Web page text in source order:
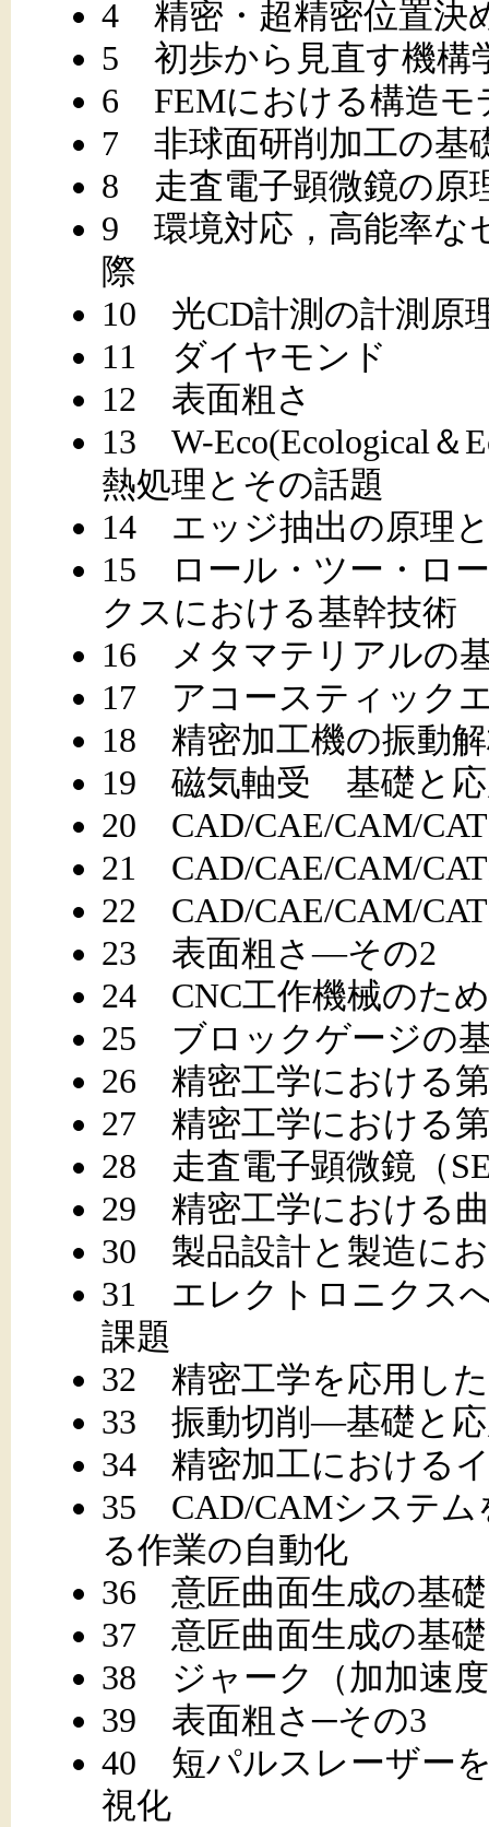
4 精密・超精密位置決
5 初歩から見直す機構
6 FEMにおける構造モ
7 非球面研削加工の基
8 走査電子顕微鏡の原
9 環境対応，高能率な
際
10 光CD計測の計測原
11 ダイヤモンド
12 表面粗さ
13 W-Eco(Ecological＆
熱処理とその話題
14 エッジ抽出の原理
15 ロール・ツー・ロ
クスにおける基幹技術
16 メタマテリアルの
17 アコースティック
18 精密加工機の振動
19 磁気軸受 基礎と
20 CAD/CAE/CAM/
21 CAD/CAE/CAM/
22 CAD/CAE/CAM/
23 表面粗さ―その2
24 CNC工作機械のた
25 ブロックゲージの
26 精密工学における
27 精密工学における
28 走査電子顕微鏡（
29 精密工学における
30 製品設計と製造に
31 エレクトロニクス
課題
32 精密工学を応用し
33 振動切削―基礎と
34 精密加工における
35 CAD/CAMシステム
る作業の自動化
36 意匠曲面生成の基
37 意匠曲面生成の基
38 ジャーク（加加速
39 表面粗さ─その3
40 短パルスレーザー
視化